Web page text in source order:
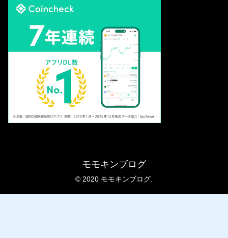
モモキンブログ
© 2020 モモキンブログ.